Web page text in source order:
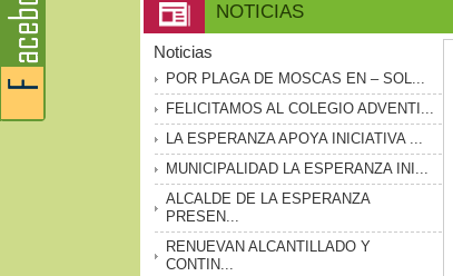
NOTICIAS
Noticias
POR PLAGA DE MOSCAS EN – SOL...
FELICITAMOS AL COLEGIO ADVENTI...
LA ESPERANZA APOYA INICIATIVA ...
MUNICIPALIDAD LA ESPERANZA INI...
ALCALDE DE LA ESPERANZA
PRESEN...
RENUEVAN ALCANTILLADO Y
CONTIN...